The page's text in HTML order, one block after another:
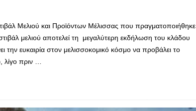
Μελιού και Προϊόντων Μέλισσας που πραγματοποιήθηκε
μελιού αποτελεί τη μεγαλύτερη εκδήλωση του κλάδου
την ευκαιρία στον μελισσοκομικό κόσμο να προβάλει το
λίγο πριν …